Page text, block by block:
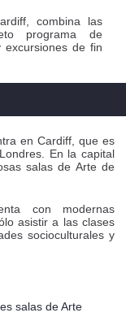
combina las
programa de
excursiones de fin
en Cardiff, que es
En la capital
salas de Arte de
con modernas
asistir a las clases
socioculturales y
salas de Arte